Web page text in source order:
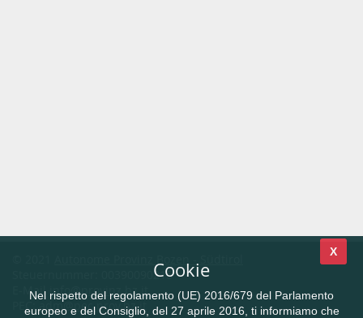
Steuernummer: 00390090215
E-Mail info@provinz.bz.it
PEC:adm@pec.prov.bz.it
X
Cookie
Nel rispetto del regolamento (UE) 2016/679 del Parlamento
europeo e del Consiglio, del 27 aprile 2016, ti informiamo che